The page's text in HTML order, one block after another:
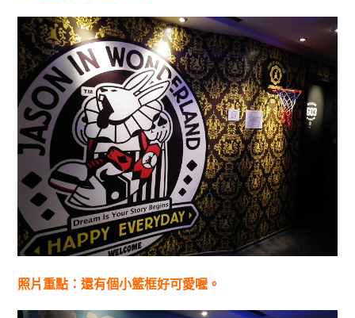
照片重點：還有個小籃框好可愛喔。